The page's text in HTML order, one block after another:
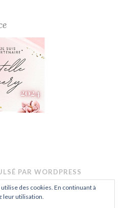
PAR WORDPRESS
PARAUTOMATTIC.
des cookies. En continuant à
leur utilisation.